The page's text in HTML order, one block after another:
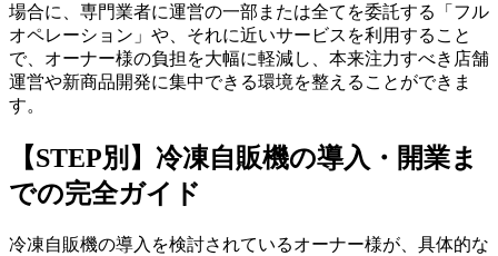
場合に、専門業者に運営の一部または全てを委託する「フル
オペレーション」や、それに近いサービスを利用すること
で、オーナー様の負担を大幅に軽減し、本来注力すべき店舗
運営や新商品開発に集中できる環境を整えることができま
す。
【STEP別】冷凍自販機の導入・開業ま
での完全ガイド
冷凍自販機の導入を検討されているオーナー様が、具体的な